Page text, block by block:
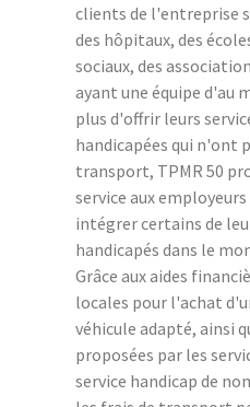
clients de l'entreprise
des hôpitaux, des
sociaux, des
ayant une équipe d'au
plus d'offrir leurs
handicapées qui n'ont
transport, TPMR 50
service aux
intégrer certains de
handicapés dans le
Grâce aux aides
locales pour l'achat
véhicule adapté, ainsi
proposées par les
service handicap de